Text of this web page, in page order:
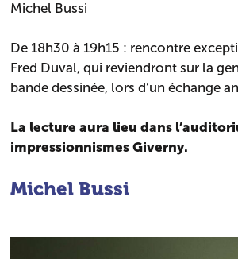
Michel Bussi
De 18h30 à 19h15 : rencontre
Fred Duval, qui reviendront sur la
bande dessinée, lors d’un échange
La lecture aura lieu dans
impressionnismes Giverny.
Michel Bussi